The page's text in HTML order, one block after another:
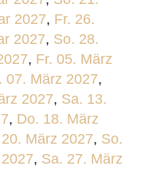
2027, Fr. 26.
2027, So. 28.
, Fr. 05. März
07. März 2027,
2027, Sa. 13.
, Do. 18. März
März 2027, So.
, Sa. 27. März